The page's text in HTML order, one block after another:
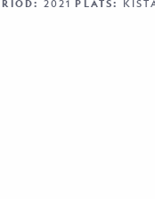
2021 PLATS: